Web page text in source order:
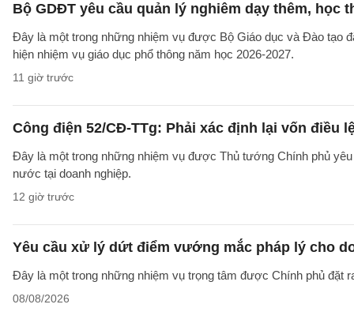
Bộ GDĐT yêu cầu quản lý nghiêm dạy thêm, học
Đây là một trong những nhiệm vụ được Bộ Giáo dục và Đào tạo
hiện nhiệm vụ giáo dục phổ thông năm học 2026-2027.
11 giờ trước
Công điện 52/CĐ-TTg: Phải xác định lại vốn điều
Đây là một trong những nhiệm vụ được Thủ tướng Chính phủ
nước tại doanh nghiệp.
12 giờ trước
Yêu cầu xử lý dứt điểm vướng mắc pháp lý cho
Đây là một trong những nhiệm vụ trọng tâm được Chính phủ đặt
08/08/2026